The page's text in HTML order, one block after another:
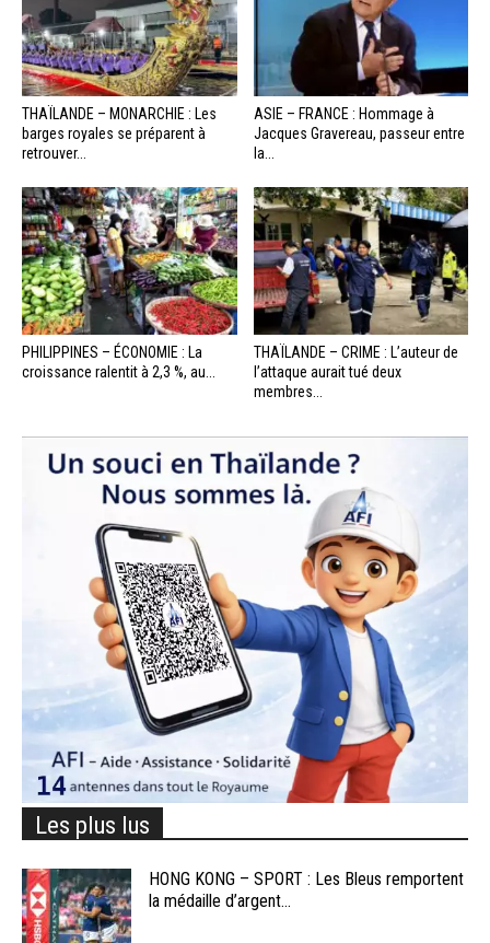
THAÏLANDE – MONARCHIE : Les
barges royales se préparent à
retrouver...
ASIE – FRANCE : Hommage à
Jacques Gravereau, passeur entre
la...
PHILIPPINES – ÉCONOMIE : La
croissance ralentit à 2,3 %, au...
THAÏLANDE – CRIME : L’auteur de
l’attaque aurait tué deux
membres...
Les plus lus
HONG KONG – SPORT : Les Bleus remportent
la médaille d’argent...